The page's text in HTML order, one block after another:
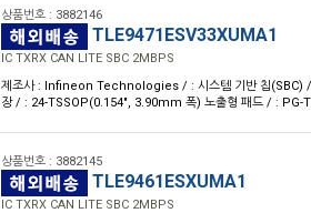
상품번호 : 3882146
TLE9471ESV33XUMA1
IC TXRX CAN LITE SBC 2MBPS
제조사 : Infineon Technologies / : 시스템 기반 칩(SBC) /
장 / : 24-TSSOP(0.154", 3.90mm 폭) 노출형 패드 / : PG-
상품번호 : 3882145
TLE9461ESXUMA1
IC TXRX CAN LITE SBC 2MBPS